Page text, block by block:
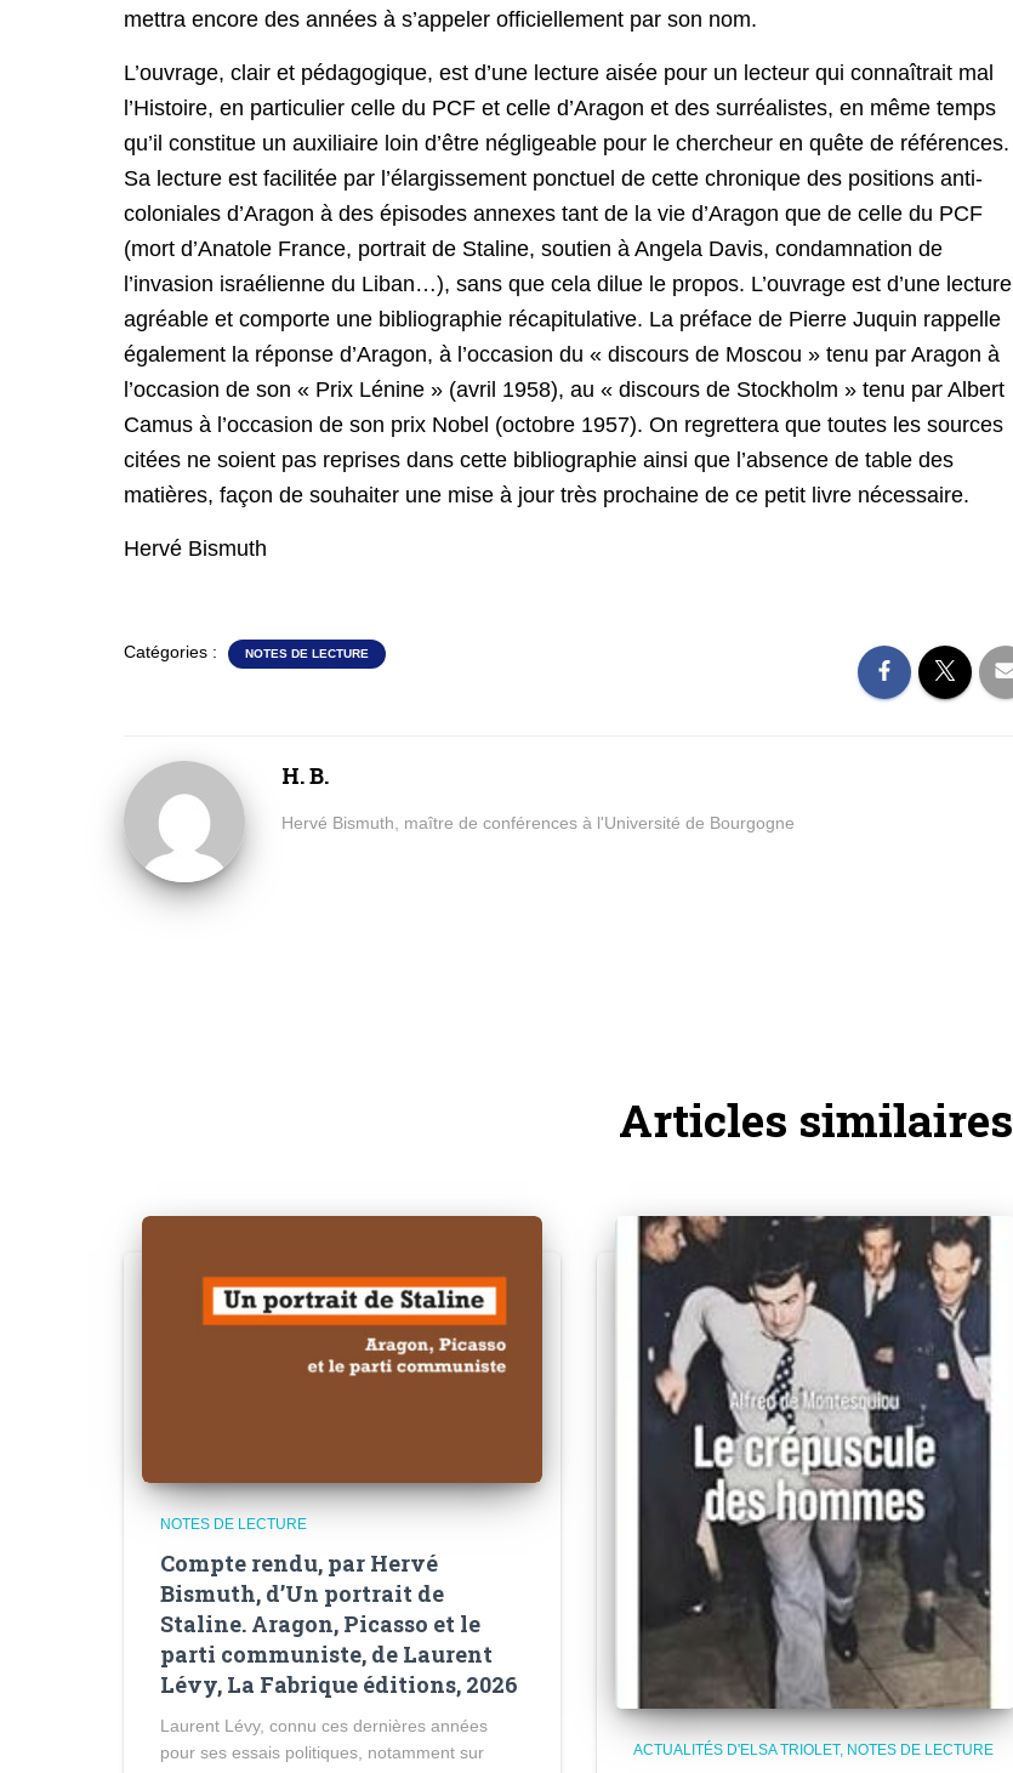
mettra encore des années à s’appeler officiellement par son nom.
L’ouvrage, clair et pédagogique, est d’une lecture aisée pour un lecteur qui connaîtrait mal
l’Histoire, en particulier celle du PCF et celle d’Aragon et des surréalistes, en même temps
qu’il constitue un auxiliaire loin d’être négligeable pour le chercheur en quête de références.
Sa lecture est facilitée par l’élargissement ponctuel de cette chronique des positions anti-
coloniales d’Aragon à des épisodes annexes tant de la vie d’Aragon que de celle du PCF
(mort d’Anatole France, portrait de Staline, soutien à Angela Davis, condamnation de
l’invasion israélienne du Liban…), sans que cela dilue le propos. L’ouvrage est d’une lecture
agréable et comporte une bibliographie récapitulative. La préface de Pierre Juquin rappelle
également la réponse d’Aragon, à l’occasion du « discours de Moscou » tenu par Aragon à
l’occasion de son « Prix Lénine » (avril 1958), au « discours de Stockholm » tenu par Albert
Camus à l’occasion de son prix Nobel (octobre 1957). On regrettera que toutes les sources
citées ne soient pas reprises dans cette bibliographie ainsi que l’absence de table des
matières, façon de souhaiter une mise à jour très prochaine de ce petit livre nécessaire.
Hervé Bismuth
Catégories : NOTES DE LECTURE
H. B.
Hervé Bismuth, maître de conférences à l'Université de Bourgogne
Articles similaires
NOTES DE LECTURE
Compte rendu, par Hervé
Bismuth, d’Un portrait de
Staline. Aragon, Picasso et le
parti communiste, de Laurent
Lévy, La Fabrique éditions, 2026
Laurent Lévy, connu ces dernières années
pour ses essais politiques, notamment sur
ACTUALITÉS D'ELSA TRIOLET NOTES DE LECTURE